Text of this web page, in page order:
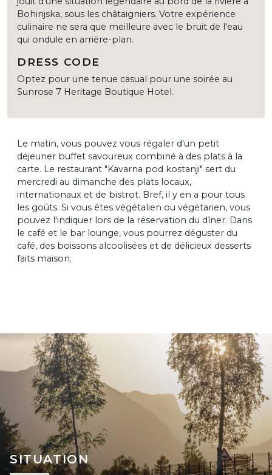
Bohinjska, sous les châtaigniers. Votre expérience
culinaire ne sera que meilleure avec le bruit de l'eau
qui ondule en arrière-plan.
DRESS CODE
Optez pour une tenue casual pour une soirée au
Sunrose 7 Heritage Boutique Hotel.
Le matin, vous pouvez vous régaler d'un petit
déjeuner buffet savoureux combiné à des plats à la
carte. Le restaurant "Kavarna pod kostanji" sert du
mercredi au dimanche des plats locaux,
internationaux et de bistrot. Bref, il y en a pour tous
les goûts. Si vous êtes végétalien ou végétarien, vous
pouvez l'indiquer lors de la réservation du dîner. Dans
le café et le bar lounge, vous pourrez déguster du
café, des boissons alcoolisées et de délicieux desserts
faits maison.
SITUATION